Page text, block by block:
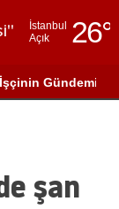
İstanbul
Açık
26°
Adıyaman
Amasya
İşçinin Gündemi
şan